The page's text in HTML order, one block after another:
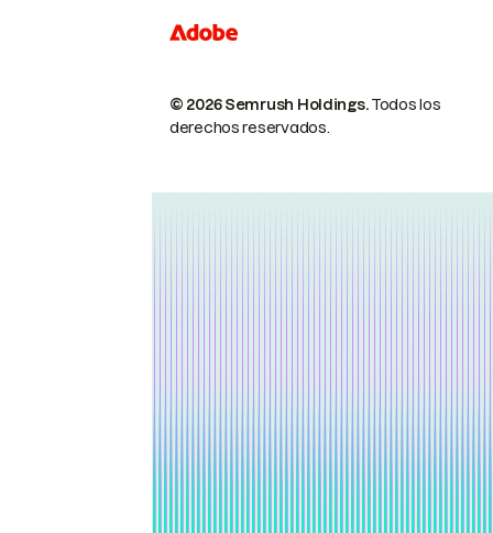
© 2026 Semrush Holdings.Todos los
derechos reservados.